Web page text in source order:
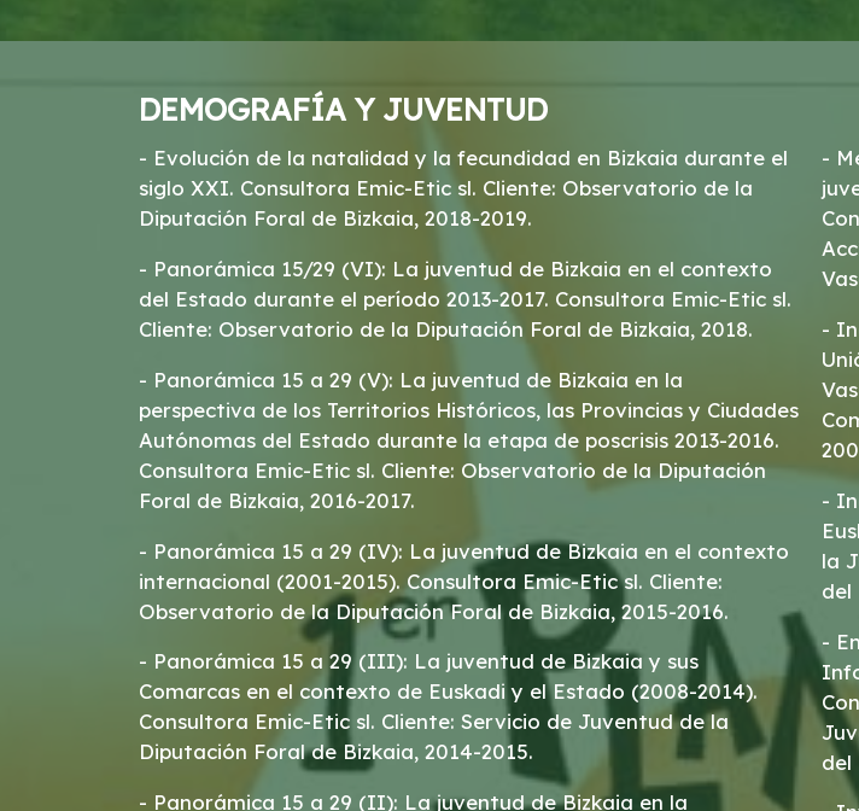
DEMOGRAFÍA Y JUVENTUD
- Evolución de la natalidad y la fecundidad en Bizkaia durante el
siglo XXI. Consultora Emic-Etic sl. Cliente: Observatorio de la
Diputación Foral de Bizkaia, 2018-2019.
- Panorámica 15/29 (VI): La juventud de Bizkaia en el contexto
del Estado durante el período 2013-2017. Consultora Emic-Etic sl.
Cliente: Observatorio de la Diputación Foral de Bizkaia, 2018.
- Panorámica 15 a 29 (V): La juventud de Bizkaia en la
perspectiva de los Territorios Históricos, las Provincias y Ciudades
Autónomas del Estado durante la etapa de poscrisis 2013-2016.
Consultora Emic-Etic sl. Cliente: Observatorio de la Diputación
Foral de Bizkaia, 2016-2017.
- Panorámica 15 a 29 (IV): La juventud de Bizkaia en el contexto
internacional (2001-2015). Consultora Emic-Etic sl. Cliente:
Observatorio de la Diputación Foral de Bizkaia, 2015-2016.
- Panorámica 15 a 29 (III): La juventud de Bizkaia y sus
Comarcas en el contexto de Euskadi y el Estado (2008-2014).
Consultora Emic-Etic sl. Cliente: Servicio de Juventud de la
Diputación Foral de Bizkaia, 2014-2015.
- Panorámica 15 a 29 (II): La juventud de Bizkaia en la
-
-
-
la
del
-
del